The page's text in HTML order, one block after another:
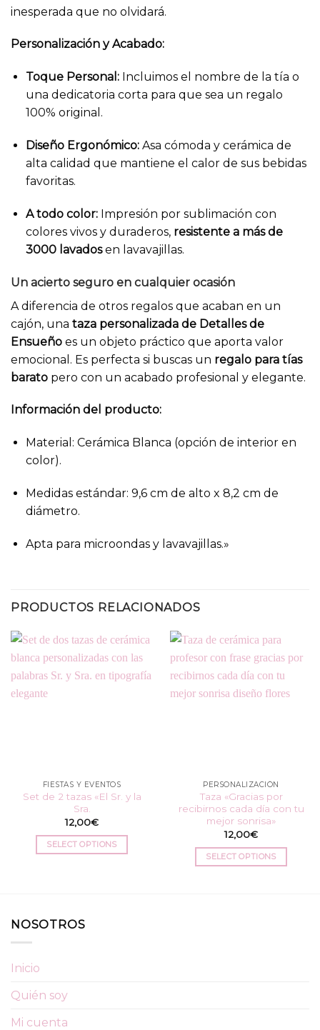
inesperada que no olvidará.
Personalización y Acabado:
Toque Personal:Incluimos el nombre de la tía o
una dedicatoria corta para que sea un regalo
100% original.
Diseño Ergonómico:Asa cómoda y cerámica de
alta calidad que mantiene el calor de sus bebidas
favoritas.
A todo color:Impresión por sublimación con
colores vivos y duraderos, resistente a más de
3000 lavadosen lavavajillas.
Un acierto seguro en cualquier ocasión
A diferencia de otros regalos que acaban en un
cajón, una taza personalizada de Detalles de
Ensueño es un objeto práctico que aporta valor
emocional. Es perfecta si buscas un regalo para tías
barato pero con un acabado profesional y elegante.
Información del producto:
Material: Cerámica Blanca (opción de interior en
color).
Medidas estándar: 9,6 cm de alto x 8,2 cm de
diámetro.
Apta para microondas y lavavajillas.»
PRODUCTOS RELACIONADOS
FIESTAS Y EVENTOS
Set de 2 tazas «El Sr. y la
Sra.
12,00€
SELECT OPTIONS
PERSONALIZACIÓN
Taza «Gracias por
recibirnos cada día con tu
mejor sonrisa»
12,00€
SELECT OPTIONS
NOSOTROS
Inicio
Quién soy
Mi cuenta